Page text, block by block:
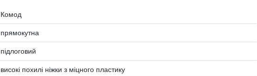
Комод
прямокутна
підлоговий
високі похилі ніжки з міцного пластику